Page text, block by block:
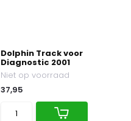
Dolphin Track voor
Diagnostic 2001
Niet op voorraad
37,95